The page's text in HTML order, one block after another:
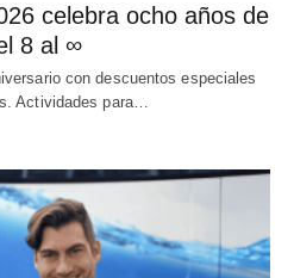
celebra ocho años de
8 al ∞
con descuentos especiales
Actividades para…